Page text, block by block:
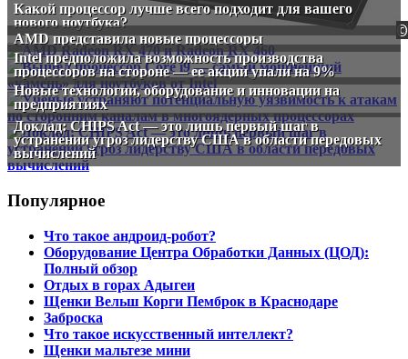
Какой процессор лучше всего подходит для вашего
нового ноутбука?
AMD представила новые процессоры
Intel предположила возможность производства
процессоров на стороне — ее акции упали на 9%
Новые технологии, оборудование и инновации на
предприятиях
Доклад: CHIPS Act — это лишь первый шаг в
устранении угроз лидерству США в области передовых
вычислений
Популярное
Что такое андроид-робот?
Оборудование Центра Обработки Данных (ЦОД):
Полный обзор
Отдых в горах Адыгеи
Щенки Вельш Корги Пемброк в Краснодаре
Заброска
Что такое искусственный интеллект?
Щенки мальтезе мини